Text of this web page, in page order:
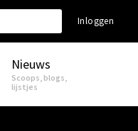
Inloggen
Nieuws
Scoops, blogs,
lijstjes